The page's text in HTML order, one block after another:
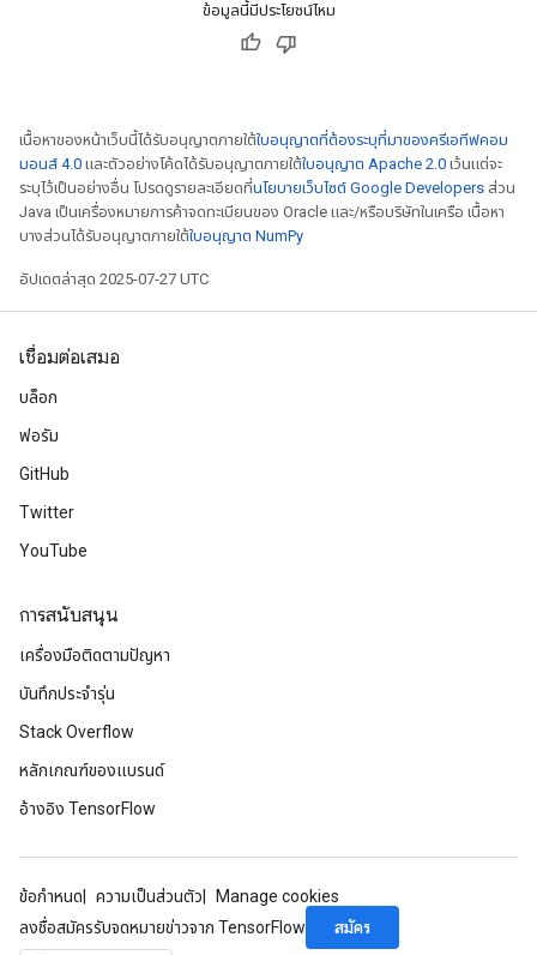
ข้อมูลนี้มีประโยชน์ไหม
เนื้อหาของหน้าเว็บนี้ได้รับอนุญาตภายใต้ใบอนุญาตที่ต้องระบุที่มาของครีเอทีฟคอม
มอนส์ 4.0 และตัวอย่างโค้ดได้รับอนุญาตภายใต้ใบอนุญาต Apache 2.0 เว้นแต่จะ
ระบุไว้เป็นอย่างอื่น โปรดดูรายละเอียดที่นโยบายเว็บไซต์ Google Developers ส่วน
Java เป็นเครื่องหมายการค้าจดทะเบียนของ Oracle และ/หรือบริษัทในเครือ เนื้อหา
บางส่วนได้รับอนุญาตภายใต้ใบอนุญาต NumPy
อัปเดตล่าสุด 2025-07-27 UTC
เชื่อมต่อเสมอ
บล็อก
ฟอรัม
GitHub
Twitter
YouTube
การสนับสนุน
เครื่องมือติดตามปัญหา
บันทึกประจำรุ่น
Stack Overflow
หลักเกณฑ์ของแบรนด์
อ้างอิง TensorFlow
ข้อกำหนด ความเป็นส่วนตัว
Manage cookies
ลงชื่อสมัครรับจดหมายข่าวจาก TensorFlow
สมัคร